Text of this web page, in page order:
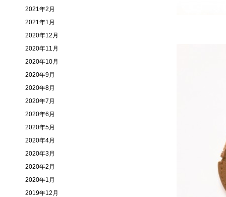
2021年2月
2021年1月
2020年12月
2020年11月
2020年10月
2020年9月
2020年8月
2020年7月
2020年6月
2020年5月
2020年4月
2020年3月
2020年2月
2020年1月
2019年12月